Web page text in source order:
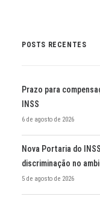
POSTS RECENTES
Prazo para
INSS
6 de agosto de 2026
Nova Portaria do
discriminação no
5 de agosto de 2026